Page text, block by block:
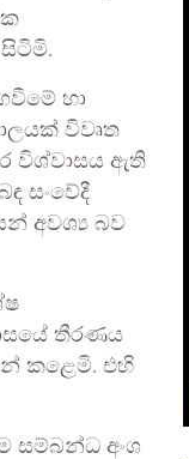
හා
විවෘත
විශ්වාසය ඇති
සංවේදී
අවශ්‍ය බව
තීරණය
කළෙමි. එහි
සම්බන්ධ අංශ